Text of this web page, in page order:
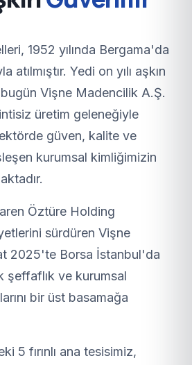
1952 yılında Bergama'da
atılmıştır. Yedi on yılı aşkın
Vişne Madencilik A.Ş.
üretim geleneğiyle
güven, kalite ve
kurumsal kimliğimizin
Öztüre Holding
sürdüren Vişne
2025'te Borsa İstanbul'da
şeffaflık ve kurumsal
bir üst basamağa
5 fırınlı ana tesisimiz,